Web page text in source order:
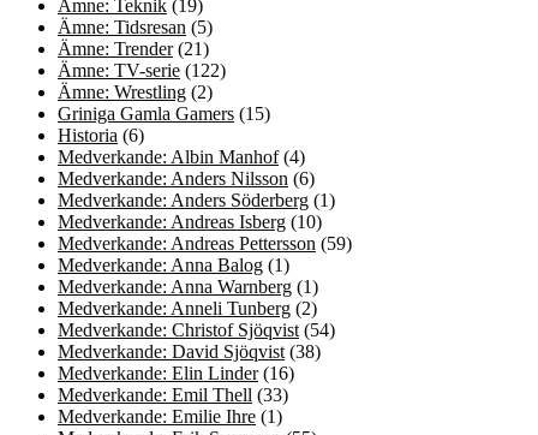
Ämne: Teknik (19)
Ämne: Tidsresan (5)
Ämne: Trender(21)
Ämne: TV-serie (122)
Ämne: Wrestling (2)
Griniga Gamla Gamers (15)
Historia (6)
Medverkande: Albin Manhof(4)
Medverkande: Anders Nilsson (6)
Medverkande: Anders Söderberg (1)
Medverkande: Andreas Isberg (10)
Medverkande: Andreas Pettersson (59)
Medverkande: Anna Balog (1)
Medverkande: Anna Warnberg (1)
Medverkande: Anneli Tunberg (2)
Medverkande: Christof Sjöqvist (54)
Medverkande: David Sjöqvist (38)
Medverkande: Elin Linder(16)
Medverkande: Emil Thell (33)
Medverkande: Emilie Ihre (1)